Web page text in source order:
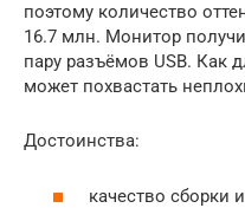
поэтому количество
16.7 млн. Монитор
пару разъёмов USB. Как
может похвастать
Достоинства:
качество сборки